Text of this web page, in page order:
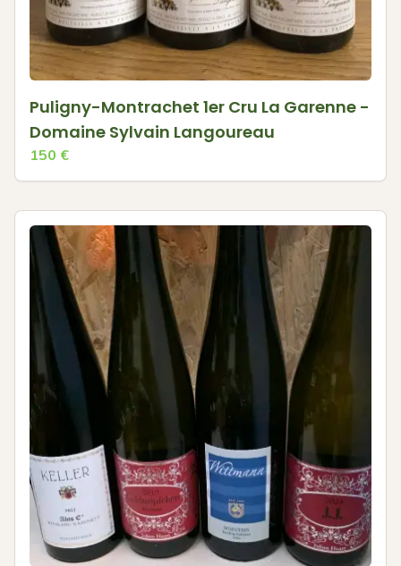
Puligny-Montrachet 1er Cru La Garenne -
Domaine Sylvain Langoureau
150 €